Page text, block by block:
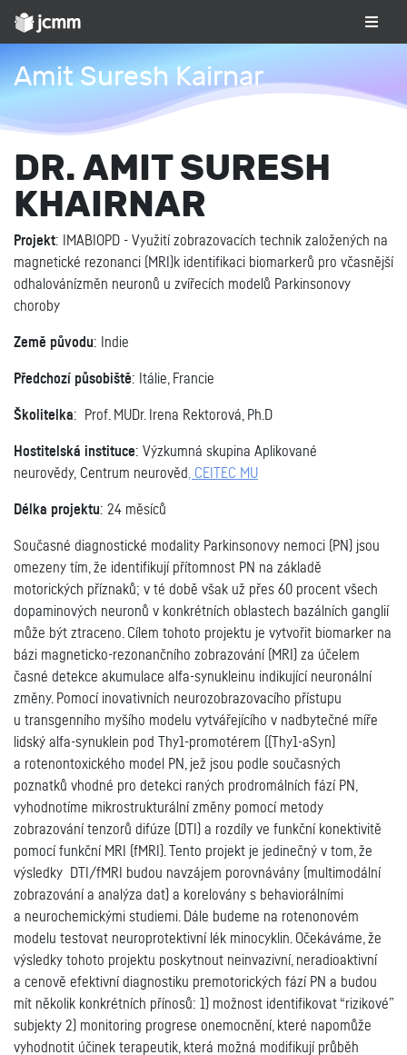
Amit Suresh Kairnar
DR. AMIT SURESH
KHAIRNAR
Projekt: IMABIOPD - Využití zobrazovacích technik založených na
magnetické rezonanci (MRI)k identifikaci biomarkerů pro včasnější
odhalovánízměn neuronů u zvířecích modelů Parkinsonovy
choroby
Země původu: Indie
Předchozí působiště: Itálie, Francie
Školitelka: Prof. MUDr. Irena Rektorová, Ph.D
Hostitelská instituce: Výzkumná skupina Aplikované
neurovědy, Centrum neurověd
CEITEC MU
Délka projektu: 24 měsíců
Současné diagnostické modality Parkinsonovy nemoci (PN) jsou
omezeny tím, že identifikují přítomnost PN na základě
motorických příznaků; v té době však už přes 60 procent všech
dopaminových neuronů v konkrétních oblastech bazálních ganglií
může být ztraceno. Cílem tohoto projektu je vytvořit biomarker na
bázi magneticko-rezonančního zobrazování (MRI) za účelem
časné detekce akumulace alfa-synukleinu indikující neuronální
změny. Pomocí inovativních neurozobrazovacího přístupu
u transgenního myšího modelu vytvářejícího v nadbytečné míře
lidský alfa-synuklein pod Thy1-promotérem ((Thy1-aSyn)
a rotenontoxického model PN, jež jsou podle současných
poznatků vhodné pro detekci raných prodromálních fází PN,
vyhodnotíme mikrostrukturální změny pomocí metody
zobrazování tenzorů difúze (DTI) a rozdíly ve funkční konektivitě
pomocí funkční MRI (fMRI). Tento projekt je jedinečný v tom, že
výsledky DTI/fMRI budou navzájem porovnávány (multimodální
zobrazování a analýza dat) a korelovány s behaviorálními
a neurochemickými studiemi. Dále budeme na rotenonovém
modelu testovat neuroprotektivní lék minocyklin. Očekáváme, že
výsledky tohoto projektu poskytnout neinvazivní, neradioaktivní
a cenově efektivní diagnostiku premotorických fází PN a budou
mít několik konkrétních přínosů: 1) možnost identifikovat “rizikové”
subjekty 2) monitoring progrese onemocnění, které napomůže
vyhodnotit účinek terapeutik, která možná modifikují průběh